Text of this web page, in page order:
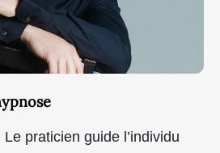
Le praticien guide l’individu